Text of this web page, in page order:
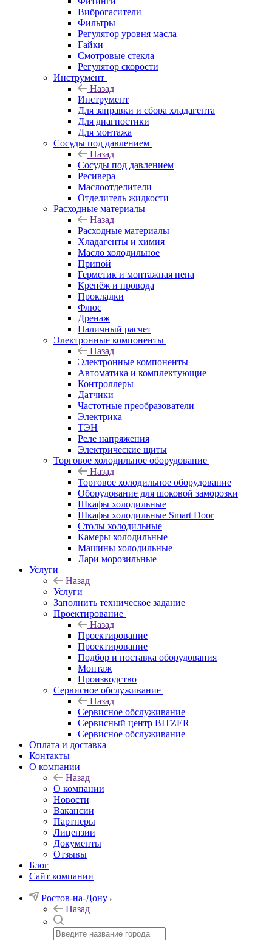
Виброгасители
Фильтры
Регулятор уровня масла
Гайки
Смотровые стекла
Регулятор скорости
Инструмент
Назад
Инструмент
Для заправки и сбора хладагента
Для диагностики
Для монтажа
Сосуды под давлением
Назад
Сосуды под давлением
Ресивера
Маслоотделители
Отделитель жидкости
Расходные материалы
Назад
Расходные материалы
Хладагенты и химия
Масло холодильное
Припой
Герметик и монтажная пена
Крепёж и провода
Прокладки
Флюс
Дренаж
Наличный расчет
Электронные компоненты
Назад
Электронные компоненты
Автоматика и комплектующие
Контроллеры
Датчики
Частотные преобразователи
Электрика
ТЭН
Реле напряжения
Электрические щиты
Торговое холодильное оборудование
Назад
Торговое холодильное оборудование
Оборудование для шоковой заморозки
Шкафы холодильные
Шкафы холодильные Smart Door
Столы холодильные
Камеры холодильные
Машины холодильные
Лари морозильные
Услуги
Назад
Услуги
Заполнить техническое задание
Проектирование
Назад
Проектирование
Проектирование
Подбор и поставка оборудования
Монтаж
Производство
Сервисное обслуживание
Назад
Сервисное обслуживание
Сервисный центр BITZER
Сервисное обслуживание
Оплата и доставка
Контакты
О компании
Назад
О компании
Новости
Вакансии
Партнеры
Лицензии
Документы
Отзывы
Блог
Сайт компании
Ростов-на-Дону
Назад